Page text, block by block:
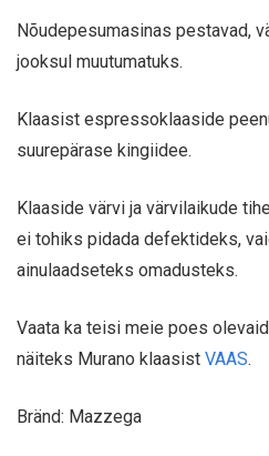
Nõudepesumasinas pestavad,
jooksul muutumatuks.
Klaasist espressoklaaside
suurepärase kingiidee.
Klaaside värvi ja värvilaikude
ei tohiks pidada defektideks,
ainulaadseteks omadusteks.
Vaata ka teisi meie poes
näiteks Murano klaasist VAAS.
Bränd: Mazzega